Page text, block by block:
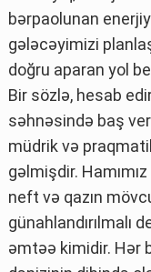
bərpaolunan
gələcəyimizi
doğru aparan yol
Bir sözlə, hesab
səhnəsində baş
müdrik və
gəlmişdir.
neft və qazın
günahlandırılmalı
əmtəə kimidir. Hər